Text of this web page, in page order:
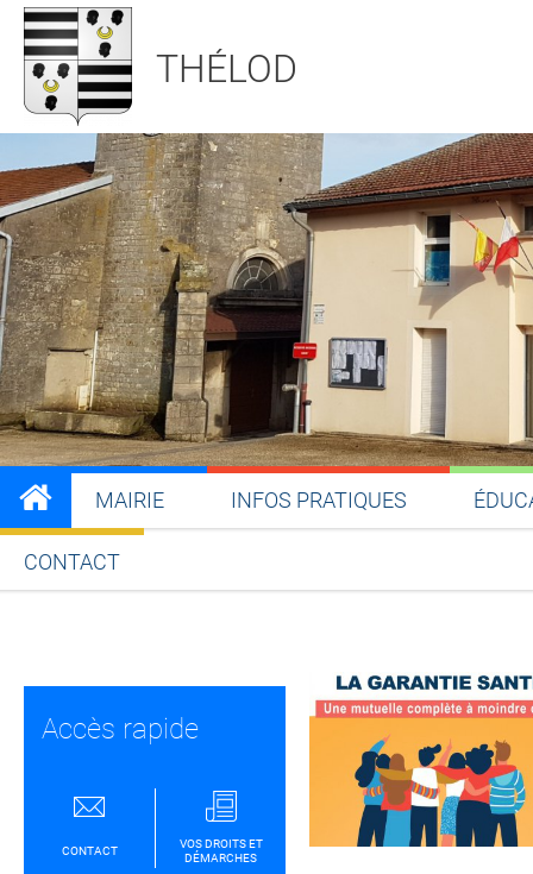
THÉLOD
MAIRIE INFOS PRATIQUES
CONTACT
Accès rapide
CONTACT
VOS DROITS ET
DÉMARCHES